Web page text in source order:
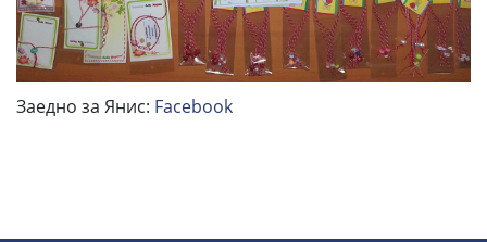
Заедно за Янис: Facebook